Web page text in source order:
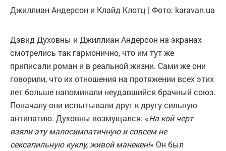
Джиллиан Андерсон и Клайд Клотц | Фото: karavan.ua
Дэвид Духовны и Джиллиан Андерсон на экранах
смотрелись так гармонично, что им тут же
приписали роман и в реальной жизни. Сами же они
говорили, что их отношения на протяжении всех этих
лет больше напоминали неудавшийся брачный союз.
Поначалу они испытывали друг к другу сильную
антипатию. Духовны возмущался: «На кой черт
взяли эту малосимпатичную и совсем не
сексапильную куклу, живой манекен!» Он был